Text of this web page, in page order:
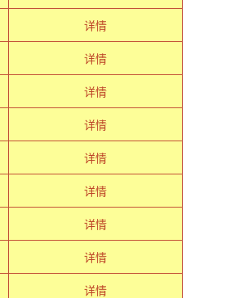
详情
详情
详情
详情
详情
详情
详情
详情
详情